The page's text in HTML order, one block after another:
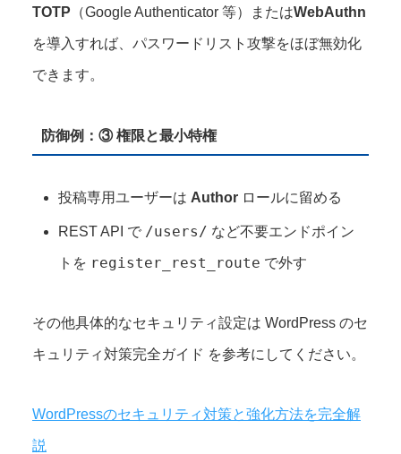
TOTP （Google Authenticator 等）またはWebAuthn
を導入すれば、パスワードリスト攻撃をほぼ無効化
できます。
防御例：③ 権限と最小特権
投稿専⽤ユーザーは Author ロールに留める
REST API で /users/ など不要エンドポイン
トを register_rest_route で外す
その他具体的なセキュリティ設定は WordPress のセ
キュリティ対策完全ガイド を参考にしてください。
WordPressのセキュリティ対策と強化方法を完全解
説